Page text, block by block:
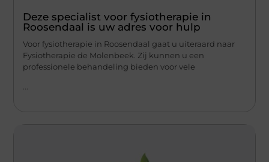
Deze specialist voor fysiotherapie in
Roosendaal is uw adres voor hulp
Voor fysiotherapie in Roosendaal gaat u uiteraard naar
Fysiotherapie de Molenbeek. Zij kunnen u een
professionele behandeling bieden voor vele
...